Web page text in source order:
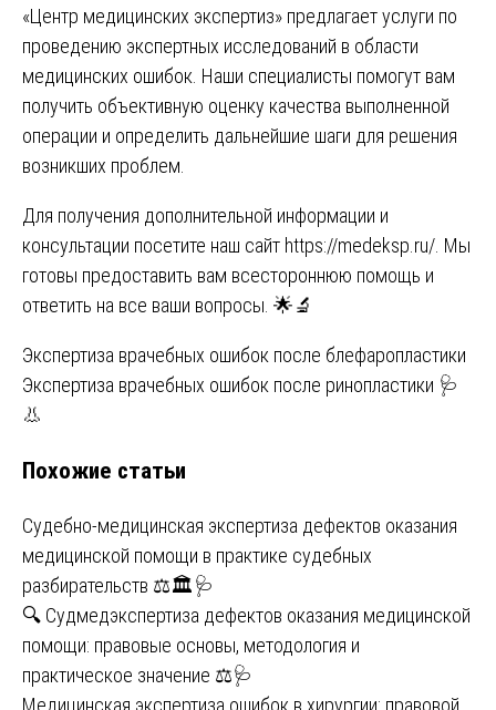
«Центр медицинских экспертиз» предлагает услуги по
проведению экспертных исследований в области
медицинских ошибок. Наши специалисты помогут вам
получить объективную оценку качества выполненной
операции и определить дальнейшие шаги для решения
возникших проблем.
Для получения дополнительной информации и
консультации посетите наш сайт https://medeksp.ru/. Мы
готовы предоставить вам всестороннюю помощь и
ответить на все ваши вопросы. 🌟🔬
Навигация
по
Экспертиза врачебных ошибок после блефаропластики
Экспертиза врачебных ошибок после ринопластики 🩺
👃
Похожие статьи
Судебно-медицинская экспертиза дефектов оказания
медицинской помощи в практике судебных
разбирательств ⚖️🏛️🩺
🔍 Судмедэкспертиза дефектов оказания медицинской
помощи: правовые основы, методология и
практическое значение ⚖️🩺